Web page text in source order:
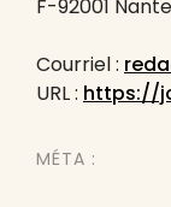
F-92001
Courriel :
URL : https://
MÉTA :